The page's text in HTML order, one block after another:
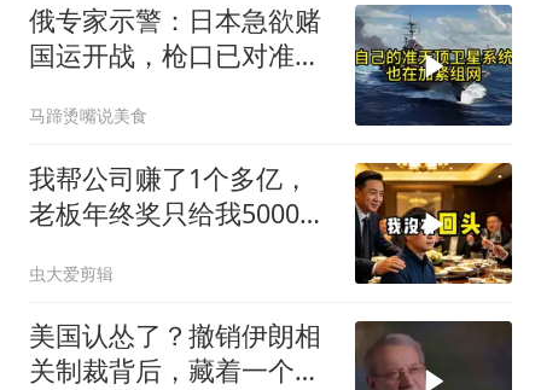
俄专家示警：日本急欲赌
国运开战，枪口已对准中
马蹄烫嘴说美食
我帮公司赚了1个多亿，
老板年终奖只给我5000
虫大爱剪辑
美国认怂了？撤销伊朗相
关制裁背后，藏着一个说